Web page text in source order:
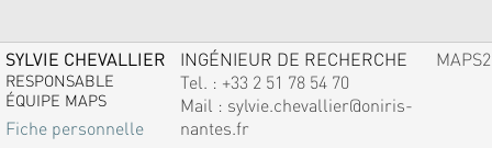
SYLVIE CHEVALLIER
RESPONSABLE
ÉQUIPE MAPS
Fiche personnelle
INGÉNIEUR DE RECHERCHE
Tel. : +33 2 51 78 54 70
Mail : sylvie.chevallier@oniris-
nantes.fr
MAPS2